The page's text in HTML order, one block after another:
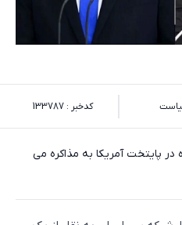
کدخبر : 133787
در پایتخت آمریکا به مذاکره می